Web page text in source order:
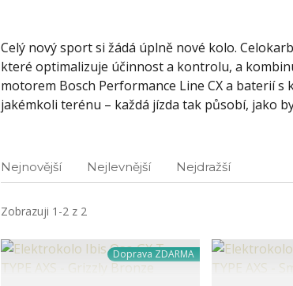
Celý nový sport si žádá úplně nové kolo.
které optimalizuje účinnost a kontrolu, a
motorem Bosch Performance Line CX a baterií
jakémkoli terénu – každá jízda tak působí, jako
Nejnovější Nejlevnější Nejdražší
Zobrazuji 1-2 z 2
Doprava ZDARMA